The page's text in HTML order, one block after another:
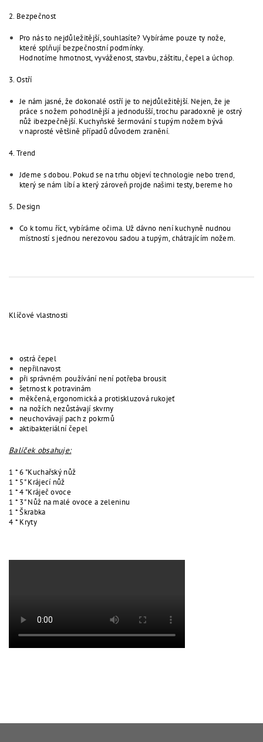
2. Bezpečnost
Pro nás to nejdůležitější, souhlasíte? Vybíráme pouze ty nože,
které splňují bezpečnostní podmínky.
Hodnotíme hmotnost, vyváženost, stavbu, záštitu, čepel a úchop.
3. Ostří
Je nám jasné, že dokonalé ostří je to nejdůležitější. Nejen, že je
práce s nožem pohodlnější a jednodušší, trochu paradoxně je ostrý
nůž ibezpečnější. Kuchyňské šermování s tupým nožem bývá
v naprosté většině případů důvodem zranění.
4. Trend
Jdeme s dobou. Pokud se na trhu objeví technologie nebo trend,
který se nám líbí a který zároveň projde našimi testy, bereme ho
5. Design
Co k tomu říct, vybíráme očima. Už dávno není kuchyně nudnou
místností s jednou nerezovou sadou a tupým, chátrajícím nožem.
Klíčové vlastnosti
ostrá čepel
nepřilnavost
při správném používání není potřeba brousit
šetrnost k potravinám
měkčená, ergonomická a protiskluzová rukojeť
na nožích nezůstávají skvrny
neuchovávají pach z pokrmů
aktibakteriální čepel
Balíček obsahuje:
1 * 6 "Kuchařský nůž
1 * 5" Krájecí nůž
1 * 4 "Kráječ ovoce
1 * 3" Nůž na malé ovoce a zeleninu
1 * Škrabka
4 * Kryty